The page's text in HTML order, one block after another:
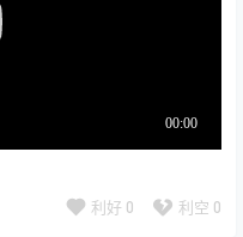
利好 0 利空 0